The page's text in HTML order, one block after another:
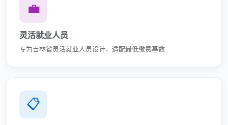
💼
灵活就业人员
专为吉林省灵活就业人员设计，适配最低缴费基数
📋